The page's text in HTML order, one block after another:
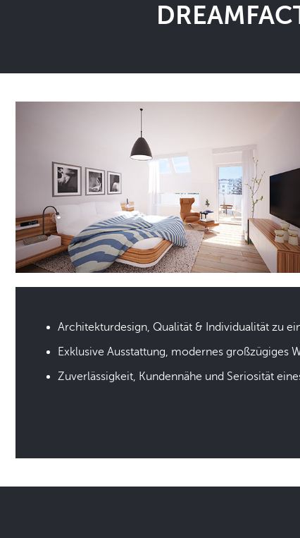
Architekturdesign, Qualität & Individualität zu
Exklusive Ausstattung, modernes großzügiges
Zuverlässigkeit, Kundennähe und Seriosität